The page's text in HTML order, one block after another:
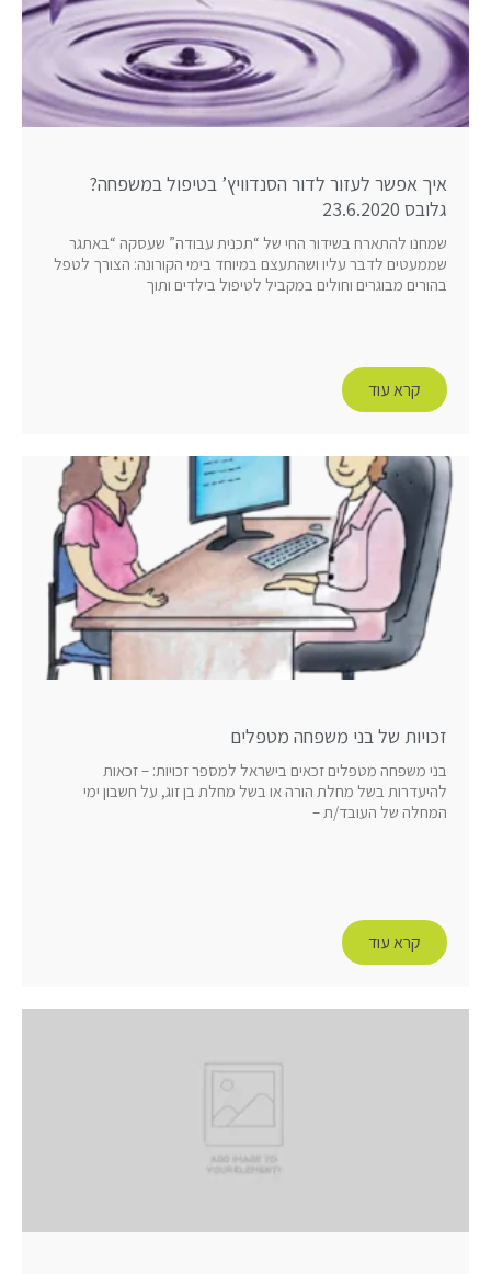
איך אפשר לעזור לדור הסנדוויץ’ בטיפול במשפחה?
גלובס 23.6.2020
שמחנו להתארח בשידור החי של “תכנית עבודה” שעסקה “באתגר
שממעטים לדבר עליו ושהתעצם במיוחד בימי הקורונה: הצורך לטפל
בהורים מבוגרים וחולים במקביל לטיפול בילדים ותוך
קרא עוד
זכויות של בני משפחה מטפלים
בני משפחה מטפלים זכאים בישראל למספר זכויות: – זכאות
להיעדרות בשל מחלת הורה או בשל מחלת בן זוג, על חשבון ימי
המחלה של העובד/ת –
קרא עוד